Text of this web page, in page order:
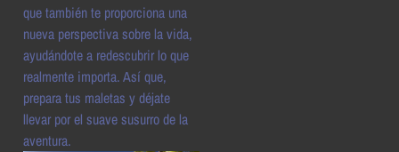
que también te proporciona una
nueva perspectiva sobre la vida,
ayudándote a redescubrir lo que
realmente importa. Así que,
prepara tus maletas y déjate
llevar por el suave susurro de la
aventura.